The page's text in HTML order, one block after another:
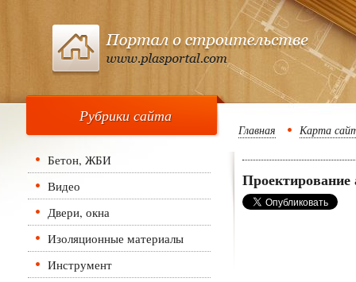
Рубрики сайта
Бетон, ЖБИ
Видео
Двери, окна
Изоляционные материалы
Инструмент
Главная Карта
Проектирование